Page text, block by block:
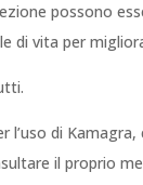
possono
di vita per
l’uso di
il proprio